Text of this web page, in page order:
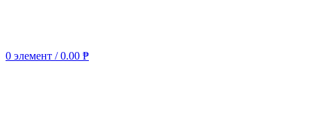
0 элемент / 0.00 ₱